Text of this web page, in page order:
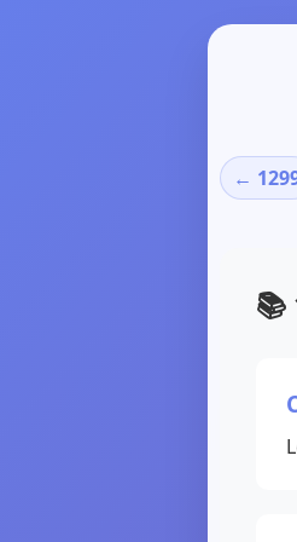
←